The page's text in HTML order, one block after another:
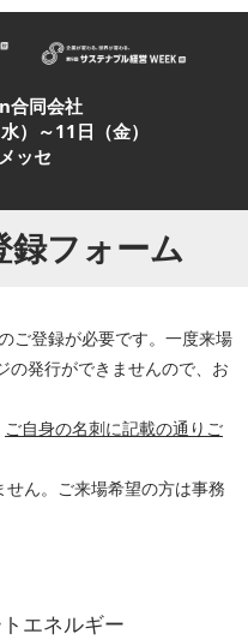
合同会社
）～11日（金）
ッセ
録フォーム
ご登録が必要です。一度来場
の発行ができませんので、お
ご自身の名刺に記載の通りご
ん。ご来場希望の方は事務
エネルギー